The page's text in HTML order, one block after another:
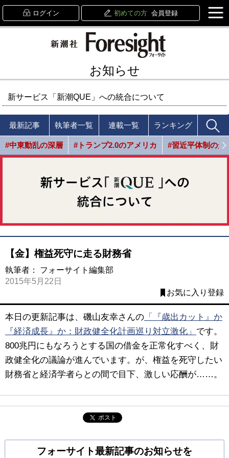
ログイン 初めての方 会員登録
お知らせ
新サービス「新潮QUE」への統合について
最新記事 執筆者一覧 連載一覧 ランキング
#中東動乱の深層 #トランプ2.0のアメリカ #習近平体制の光
【金】権益死守に走る財務省
執筆者： フォーサイト編集部
2015年5月22日
お気に入り登録
本日の更新記事は、磯山友幸さんの 「『歳出カット』か
『経済成長』か：財政健全化計画巡り対立激化」 です。
800兆円にもなろうとする国の借金を正常化すべく、財
政健全化の議論が進んでいます。が、権益を死守したい
財務省と経済学者らとの間で目下、激しい応酬が……。
ポスト
フォーサイト最新記事のお知らせを